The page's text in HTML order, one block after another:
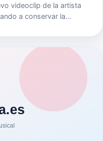
videoclip de la artista
a conservar la
twitter.com/helenadelpilar…